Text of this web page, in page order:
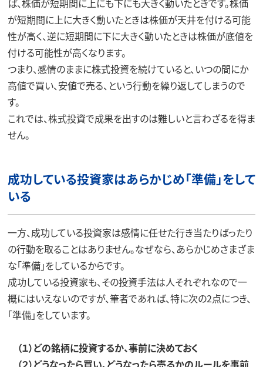
ば、株価が短期間に上にも下にも大きく動いたときです。株価
が短期間に上に大きく動いたときは株価が天井を付ける可能
性が高く、逆に短期間に下に大きく動いたときは株価が底値を
付ける可能性が高くなります。
つまり、感情のままに株式投資を続けていると、いつの間にか
高値で買い、安値で売る、という行動を繰り返してしまうので
す。
これでは、株式投資で成果を出すのは難しいと言わざるを得ま
せん。
成功している投資家はあらかじめ「準備」をして
いる
一方、成功している投資家は感情に任せた行き当たりばったり
の行動を取ることはありません。なぜなら、あらかじめさまざま
な「準備」をしているからです。
成功している投資家も、その投資手法は人それぞれなので一
概にはいえないのですが、筆者であれば、特に次の2点につき、
「準備」をしています。
（１）どの銘柄に投資するか、事前に決めておく
（２）どうなったら買い、どうなったら売るかのルールを事前